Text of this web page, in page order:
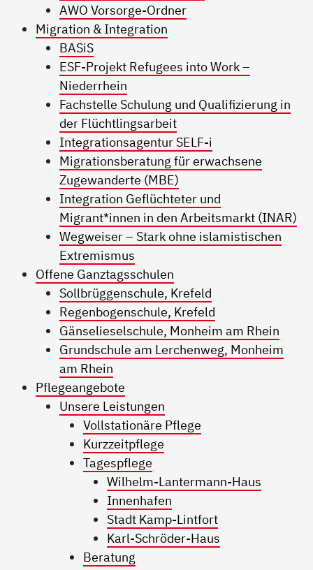
AWO Vorsorge-Ordner
Migration & Integration
BASiS
ESF-Projekt Refugees into Work –
Niederrhein
Fachstelle Schulung und Qualifizierung in
der Flüchtlingsarbeit
Integrationsagentur SELF-i
Migrationsberatung für erwachsene
Zugewanderte (MBE)
Integration Geflüchteter und
Migrant*innen in den Arbeitsmarkt (INAR)
Wegweiser – Stark ohne islamistischen
Extremismus
Offene Ganztagsschulen
Sollbrüggenschule, Krefeld
Regenbogenschule, Krefeld
Gänselieselschule, Monheim am Rhein
Grundschule am Lerchenweg, Monheim
am Rhein
Pflegeangebote
Unsere Leistungen
Vollstationäre Pflege
Kurzzeitpflege
Tagespflege
Wilhelm-Lantermann-Haus
Innenhafen
Stadt Kamp-Lintfort
Karl-Schröder-Haus
Beratung